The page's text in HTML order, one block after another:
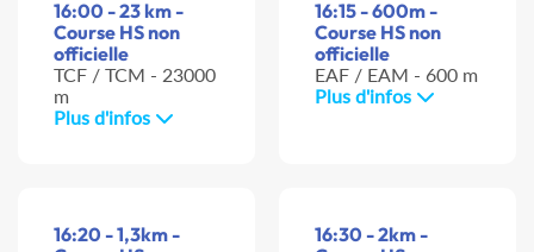
16:00 - 23 km -
Course HS non
officielle
TCF / TCM - 23000
m
Plus d'infos
16:15 - 600m -
Course HS non
officielle
EAF / EAM - 600 m
Plus d'infos
16:20 - 1,3km -
16:30 - 2km -